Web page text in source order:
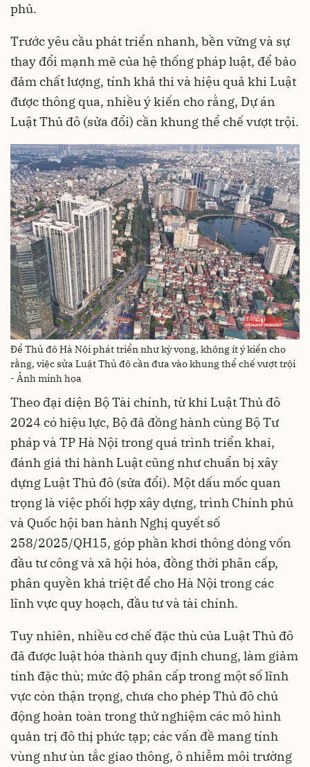
phủ.
Trước yêu cầu phát triển nhanh, bền vững và sự
thay đổi mạnh mẽ của hệ thống pháp luật, để bảo
đảm chất lượng, tính khả thi và hiệu quả khi Luật
được thông qua, nhiều ý kiến cho rằng, Dự án
Luật Thủ đô (sửa đổi) cần khung thể chế vượt trội.
Để Thủ đô Hà Nội phát triển như kỳ vọng, không ít ý kiến cho
rằng, việc sửa Luật Thủ đô cần đưa vào khung thể chế vượt trội
- Ảnh minh họa
Theo đại diện Bộ Tài chính, từ khi Luật Thủ đô
2024 có hiệu lực, Bộ đã đồng hành cùng Bộ Tư
pháp và TP Hà Nội trong quá trình triển khai,
đánh giá thi hành Luật cũng như chuẩn bị xây
dựng Luật Thủ đô (sửa đổi). Một dấu mốc quan
trọng là việc phối hợp xây dựng, trình Chính phủ
và Quốc hội ban hành Nghị quyết số
258/2025/QH15, góp phần khơi thông dòng vốn
đầu tư công và xã hội hóa, đồng thời phân cấp,
phân quyền khá triệt để cho Hà Nội trong các
lĩnh vực quy hoạch, đầu tư và tài chính.
Tuy nhiên, nhiều cơ chế đặc thù của Luật Thủ đô
đã được luật hóa thành quy định chung, làm giảm
tính đặc thù; mức độ phân cấp trong một số lĩnh
vực còn thận trọng, chưa cho phép Thủ đô chủ
động hoàn toàn trong thử nghiệm các mô hình
quản trị đô thị phức tạp; các vấn đề mang tính
vùng như ùn tắc giao thông, ô nhiễm môi trường